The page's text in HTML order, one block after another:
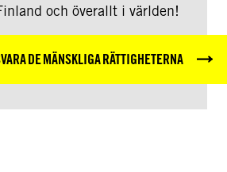
och överallt i världen!
DE MÄNSKLIGA RÄTTIGHETERNA